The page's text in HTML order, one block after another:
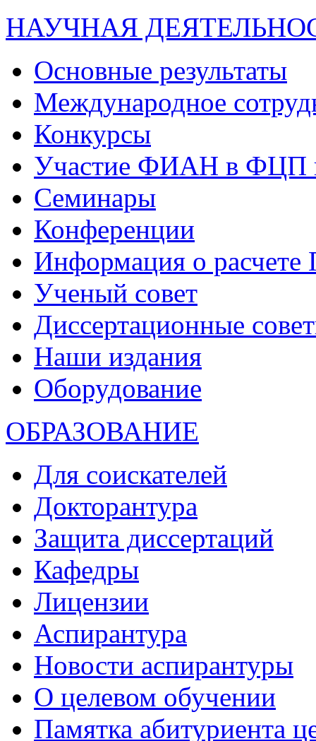
НАУЧНАЯ
Основные результаты
Международное
Конкурсы
Участие ФИАН в ФЦП
Семинары
Конференции
Информация о
Ученый совет
Диссертационные
Наши издания
Оборудование
ОБРАЗОВАНИЕ
Для соискателей
Докторантура
Защита диссертаций
Кафедры
Лицензии
Аспирантура
Новости аспирантуры
О целевом обучении
Памятка абитуриента